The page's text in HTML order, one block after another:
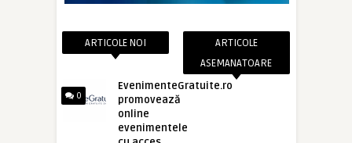
ARTICOLE NOI
0
EvenimenteGratuite.ro
promovează
online
evenimentele
ARTICOLE
ASEMANATOARE